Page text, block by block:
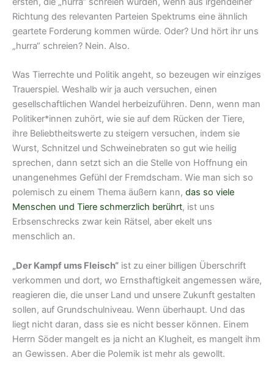
Richtung des relevanten Parteien Spektrums eine ähnlich
geartete Forderung kommen würde. Oder? Und hört ihr uns
„hurra“ schreien? Nein. Also.
Was Tierrechte und Politik angeht, so bezeugen wir einziges
Trauerspiel. Weshalb wir ja auch versuchen, einen
gesellschaftlichen Wandel herbeizuführen. Denn, wenn man
Politiker*innen zuhört, wie sie auf dem Rücken der Tiere,
ihre Beliebtheitswerte zu steigern versuchen, indem sie
Wurst, Schnitzel und Schweinebraten so gut wie heilig
sprechen, dann setzt sich an die Stelle von Hoffnung ein
unangenehmes Gefühl der Fremdscham. Wie man sich so
polemisch zu einem Thema äußern kann, das so viele
Menschen und Tiere schmerzlich berührt, ist uns
Erbsenschrecks zwar kein Rätsel, aber ekelt uns
menschlich an.
„Der Kampf ums Fleisch“ ist zu einer billigen Überschrift
verkommen und dort, wo Ernsthaftigkeit angemessen wäre,
reagieren die, die unser Land und unsere Zukunft gestalten
sollen, auf Grundschulniveau. Wenn überhaupt. Und das
liegt nicht daran, dass sie es nicht besser können. Einem
Herrn Söder mangelt es ja nicht an Klugheit, es mangelt ihm
an Gewissen. Aber die Polemik ist mehr als gewollt.